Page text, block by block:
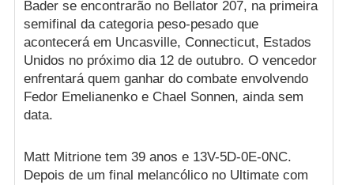
Bader se encontrarão no Bellator 207, na primeira
semifinal da categoria peso-pesado que
acontecerá em Uncasville, Connecticut, Estados
Unidos no próximo dia 12 de outubro. O vencedor
enfrentará quem ganhar do combate envolvendo
Fedor Emelianenko e Chael Sonnen, ainda sem
data.
Matt Mitrione tem 39 anos e 13V-5D-0E-0NC.
Depois de um final melancólico no Ultimate com